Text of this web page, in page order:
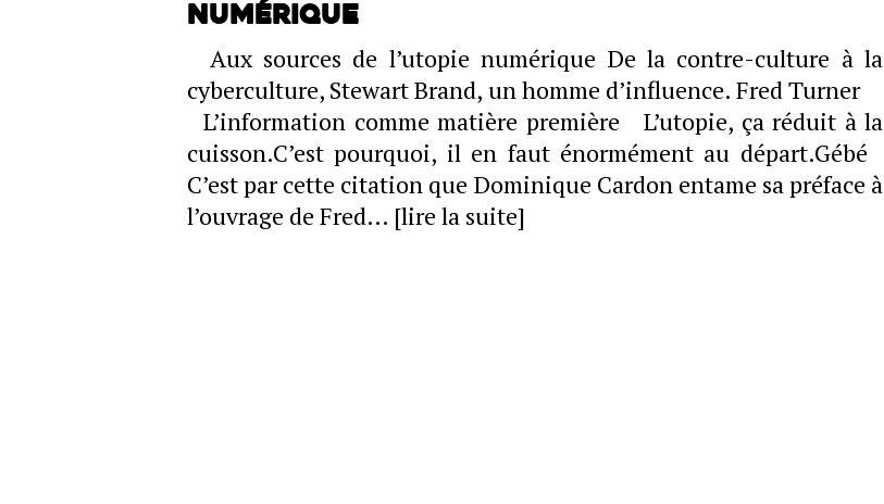
numérique
Aux sources de l’utopie numérique De la contre-culture à la
cyberculture, Stewart Brand, un homme d’influence. Fred Turner
L’information comme matière première L’utopie, ça réduit à la
cuisson.C’est pourquoi, il en faut énormément au départ.Gébé
C’est par cette citation que Dominique Cardon entame sa préface à
l’ouvrage de Fred… [lire la suite]